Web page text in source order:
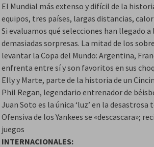
El Mundial más extenso y difícil de la
equipos, tres países, largas distancias,
Si evaluamos qué selecciones han llegado
demasiadas sorpresas. La mitad de los
levantar la Copa del Mundo: Argentina,
enfrenta entre sí y son favoritos en sus
Elly y Marte, parte de la historia de un
Phil Regan, legendario entrenador de
Juan Soto es la única ‘luz’ en la
Ofensiva de los Yankees se «descascara»;
juegos
INTERNACIONALES: